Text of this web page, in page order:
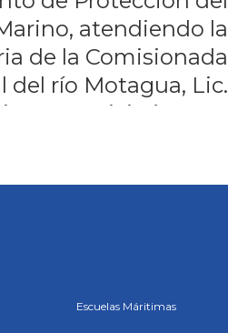
atendiendo la
de la Comisionada
del río Motagua, Lic.
participó en un
Escuelas Máritimas